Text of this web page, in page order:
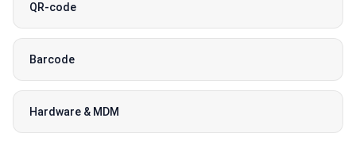
QR-code
Barcode
Hardware & MDM